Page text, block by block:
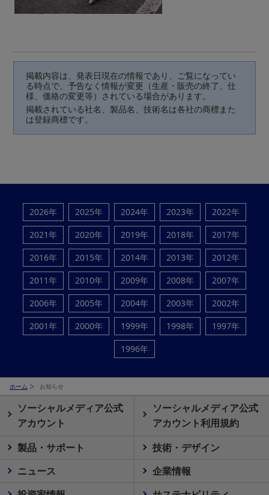
掲載内容は、発表日現在の情報であり、ご覧になってい
る時点で、予告なく情報が変更（生産・販売の終了、仕
様、価格の変更等）されている場合があります。
掲載されている社名、製品名、技術名は各社の商標また
は登録商標です。
2026年 2025年 2024年 2023年
2022年
2021年
2020年 2019年 2018年
2017年
2016年
2015年 2014年 2013年
2012年
2011年
2010年 2009年 2008年
2007年
2006年
2005年 2004年 2003年
2002年
2001年
2000年 1999年 1998年
1997年
1996年
ホーム お知らせ
ソーシャルメディア公式
アカウント
ソーシャルメディア公式
アカウント利用規約
製品・サポート
技術・デザイン
ニュース
企業情報